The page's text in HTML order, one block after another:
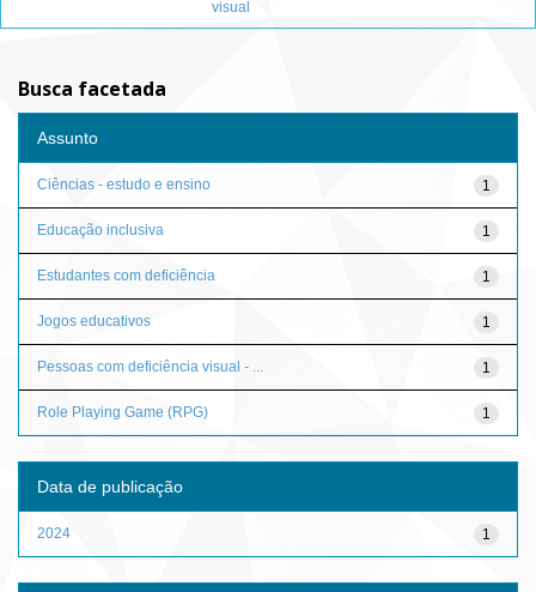
visual
Busca facetada
Assunto
1
Ciências - estudo e ensino
1
Educação inclusiva
1
Estudantes com deficiência
1
Jogos educativos
1
Pessoas com deficiência visual - ...
1
Role Playing Game (RPG)
Data de publicação
1
2024